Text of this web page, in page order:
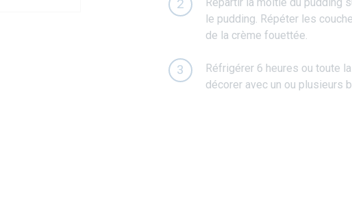
2
le pudding. Répéter les
de la crème fouettée.
3
Réfrigérer 6 heures ou toute
décorer avec un ou plusieurs